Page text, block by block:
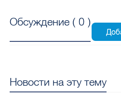
Обсуждение ( 0 )
Новости на эту тему